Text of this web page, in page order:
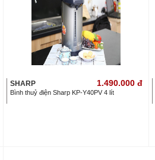
SHARP 1.490.000 đ
Bình thuỷ điện Sharp KP-Y40PV 4 lít